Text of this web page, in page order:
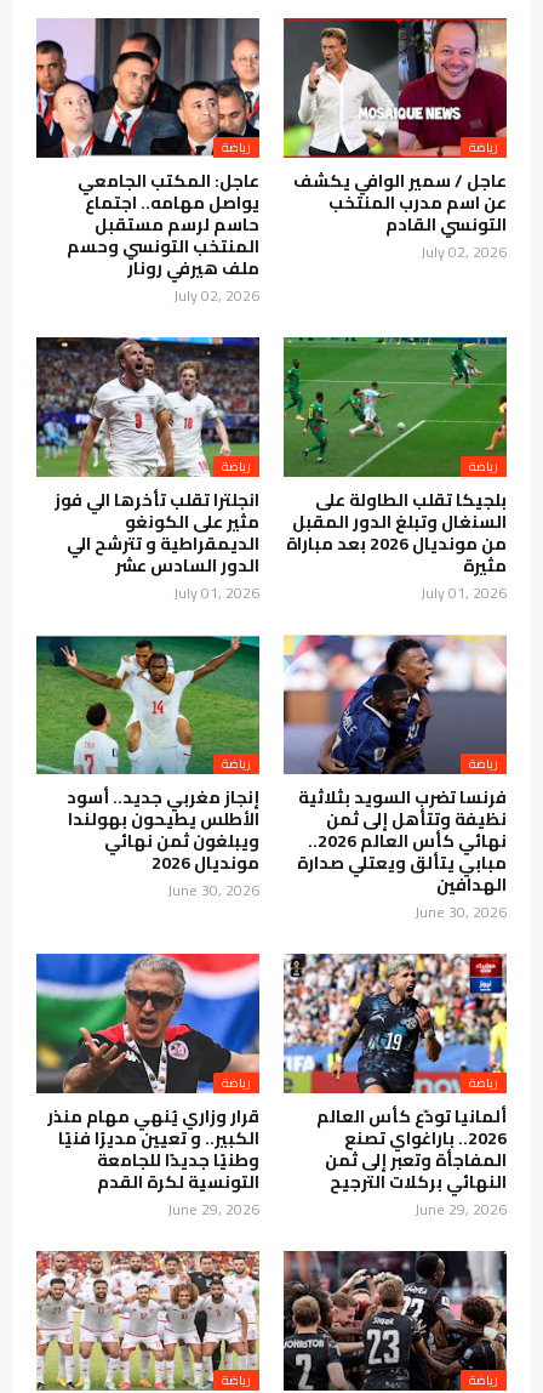
رياضة
عاجل / سمير الوافي يكشف
عن اسم مدرب المنتخب
التونسي القادم
July 02, 2026
رياضة
عاجل: المكتب الجامعي
يواصل مهامه.. اجتماع
حاسم لرسم مستقبل
المنتخب التونسي وحسم
ملف هيرفي رونار
July 02, 2026
رياضة
بلجيكا تقلب الطاولة على
السنغال وتبلغ الدور المقبل
من مونديال 2026 بعد مباراة
مثيرة
July 01, 2026
رياضة
انجلترا تقلب تأخرها الي فوز
مثير على الكونغو
الديمقراطية و تترشح الي
الدور السادس عشر
July 01, 2026
رياضة
فرنسا تضرب السويد بثلاثية
نظيفة وتتأهل إلى ثمن
نهائي كأس العالم 2026..
مبابي يتألق ويعتلي صدارة
الهدافين
June 30, 2026
رياضة
إنجاز مغربي جديد.. أسود
الأطلس يطيحون بهولندا
ويبلغون ثمن نهائي
مونديال 2026
June 30, 2026
رياضة
ألمانيا تودّع كأس العالم
2026.. باراغواي تصنع
المفاجأة وتعبر إلى ثمن
النهائي بركلات الترجيح
June 29, 2026
رياضة
قرار وزاري يُنهي مهام منذر
الكبير.. و تعيين مديرًا فنيًا
وطنيًا جديدًا للجامعة
التونسية لكرة القدم
June 29, 2026
رياضة رياضة